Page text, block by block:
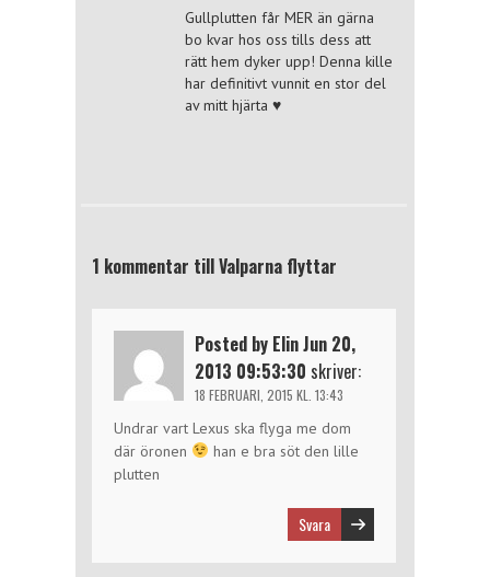
Gullplutten får MER än gärna
bo kvar hos oss tills dess att
rätt hem dyker upp! Denna kille
har definitivt vunnit en stor del
av mitt hjärta ♥
1 kommentar till Valparna flyttar
Posted by Elin Jun 20,
2013 09:53:30 skriver:
18 FEBRUARI, 2015 KL. 13:43
Undrar vart Lexus ska flyga me dom
där öronen
han e bra söt den lille
plutten
Svara